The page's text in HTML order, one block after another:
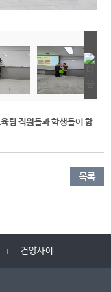
팀 직원들과 학생들이 함
목록
건양사이버대학교